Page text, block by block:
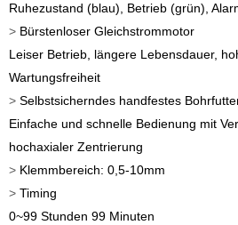
Ruhezustand (blau), Betrieb (grün),
> Bürstenloser Gleichstrommotor
Leiser Betrieb, längere Lebensdauer,
Wartungsfreiheit
> Selbstsicherndes handfestes
Einfache und schnelle Bedienung mit
hochaxialer Zentrierung
> Klemmbereich: 0,5-10mm
> Timing
0~99 Stunden 99 Minuten